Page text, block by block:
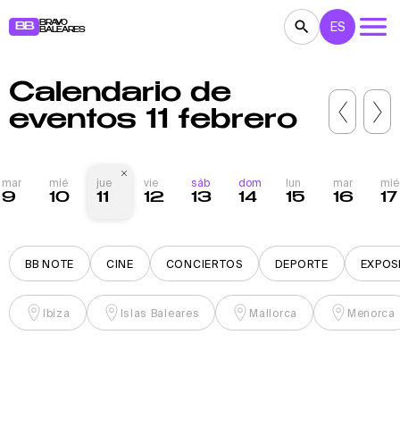
BB
BRAVO
BALEARES
CONCIERTOS TEATRO
EXPOSICIONES FESTIVALES DEPORTE
PARA NIÑOS BB NOTE
ES
Calendario de
eventos 11 febrero
mar
9
mié
10
jue
11
vie
12
sáb
13
dom
14
lun
15
mar
16
mié
17
BB NOTE CINE CONCIERTOS DEPORTE
Ibiza Islas Baleares Mallorca Menorca